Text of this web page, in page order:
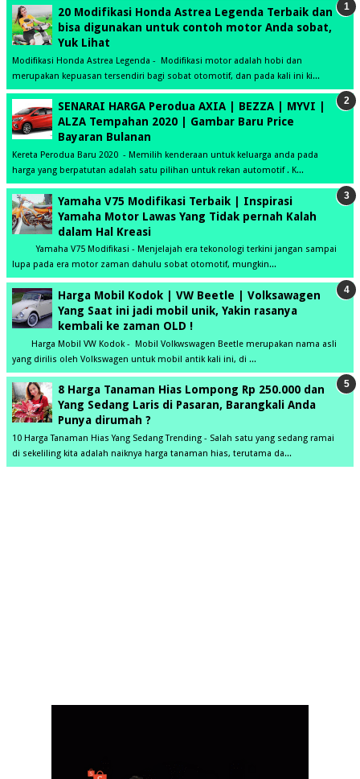
20 Modifikasi Honda Astrea Legenda Terbaik dan
bisa digunakan untuk contoh motor Anda sobat,
Yuk Lihat
Modifikasi Honda Astrea Legenda - Modifikasi motor adalah hobi dan
merupakan kepuasan tersendiri bagi sobat otomotif, dan pada kali ini ki...
SENARAI HARGA Perodua AXIA | BEZZA | MYVI |
ALZA Tempahan 2020 | Gambar Baru Price
Bayaran Bulanan
Kereta Perodua Baru 2020 - Memilih kenderaan untuk keluarga anda pada
harga yang berpatutan adalah satu pilihan untuk rekan automotif . K...
Yamaha V75 Modifikasi Terbaik | Inspirasi
Yamaha Motor Lawas Yang Tidak pernah Kalah
dalam Hal Kreasi
Yamaha V75 Modifikasi - Menjelajah era tekonologi terkini jangan sampai
lupa pada era motor zaman dahulu sobat otomotif, mungkin...
Harga Mobil Kodok | VW Beetle | Volksawagen
Yang Saat ini jadi mobil unik, Yakin rasanya
kembali ke zaman OLD !
Harga Mobil VW Kodok - Mobil Volkwswagen Beetle merupakan nama asli
yang dirilis oleh Volkswagen untuk mobil antik kali ini, di ...
8 Harga Tanaman Hias Lompong Rp 250.000 dan
Yang Sedang Laris di Pasaran, Barangkali Anda
Punya dirumah ?
10 Harga Tanaman Hias Yang Sedang Trending - Salah satu yang sedang ramai
di sekeliling kita adalah naiknya harga tanaman hias, terutama da...